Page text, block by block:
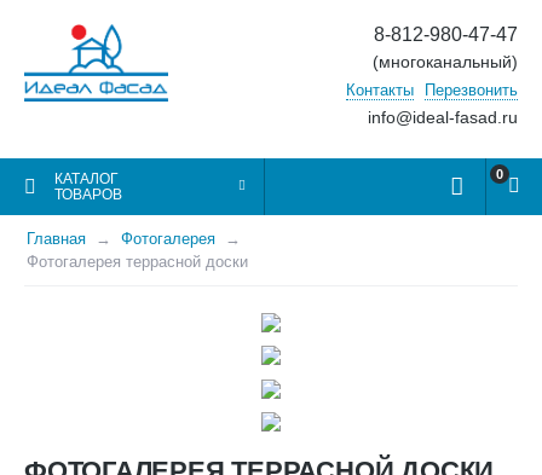
8-812-980-47-47
(многоканальный)
Контакты Перезвонить
info@ideal-fasad.ru
КАТАЛОГ
ТОВАРОВ
0
Главная
Фотогалерея
Фотогалерея террасной доски